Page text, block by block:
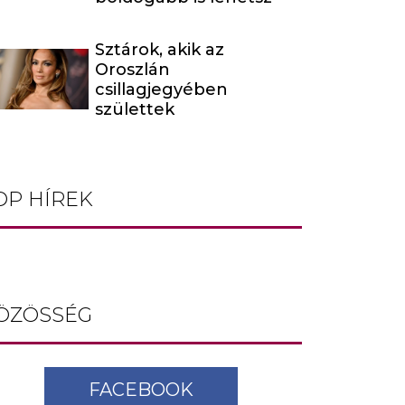
Sztárok, akik az
Oroszlán
csillagjegyében
születtek
HÍREK
FACEBOOK